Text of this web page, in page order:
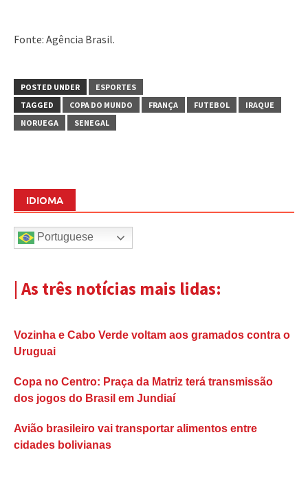
Fonte: Agência Brasil.
POSTED UNDER
ESPORTES
TAGGED
COPA DO MUNDO FRANÇA FUTEBOL
IRAQUE
NORUEGA
SENEGAL
IDIOMA
Portuguese
| As três notícias mais lidas:
Vozinha e Cabo Verde voltam aos gramados contra o
Uruguai
Copa no Centro: Praça da Matriz terá transmissão
dos jogos do Brasil em Jundiaí
Avião brasileiro vai transportar alimentos entre
cidades bolivianas